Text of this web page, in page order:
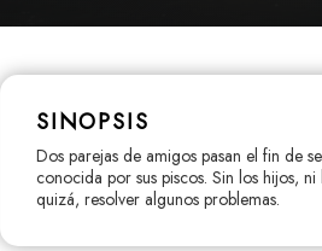
SINOPSIS
Dos parejas de amigos pasan el fin de
conocida por sus piscos. Sin los hijos,
quizá, resolver algunos problemas.